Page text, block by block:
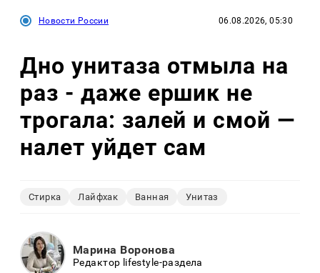
Новости России 06.08.2026, 05:30
Дно унитаза отмыла на
раз - даже ершик не
трогала: залей и смой —
налет уйдет сам
Стирка Лайфхак Ванная Унитаз
Марина Воронова
Редактор lifestyle-раздела